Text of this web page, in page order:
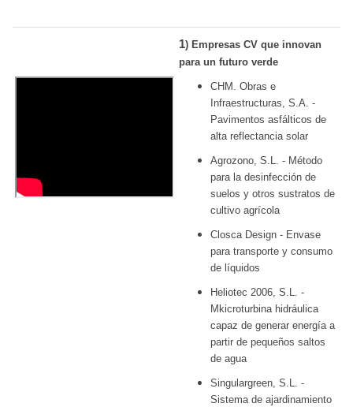
1) Empresas CV que innovan
para un futuro verde
CHM. Obras e
Infraestructuras, S.A. -
Pavimentos asfálticos de
alta reflectancia solar
Agrozono, S.L. - Método
para la desinfección de
suelos y otros sustratos de
cultivo agrícola
Closca Design - Envase
para transporte y consumo
de líquidos
Heliotec 2006, S.L. -
Mkicroturbina hidráulica
capaz de generar energía a
partir de pequeños saltos
de agua
Singulargreen, S.L. -
Sistema de ajardinamiento